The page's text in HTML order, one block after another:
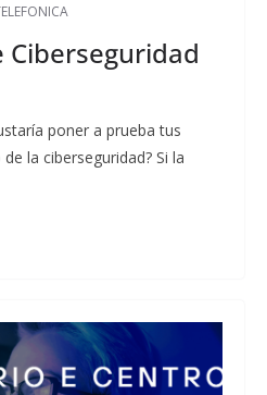
Ciberseguridad
poner a prueba tus
la ciberseguridad? Si la